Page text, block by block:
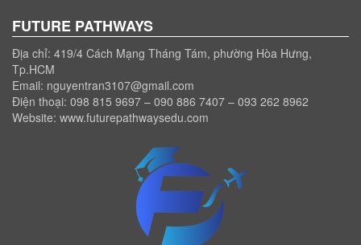
FUTURE PATHWAYS
Địa chỉ: 419/4 Cách Mạng Tháng Tám, phường Hòa Hưng,
Tp.HCM
Email: nguyentran3107@gmail.com
Điện thoại: 098 815 9697 – 090 886 7407 – 093 262 8962
Website: www.futurepathwaysedu.com